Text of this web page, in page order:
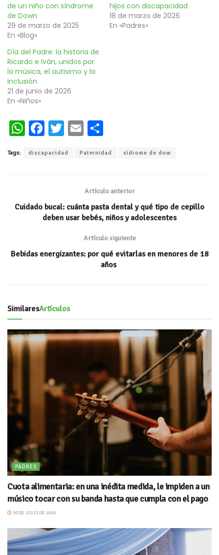
de un niño con síndrome
de Down
29 de marzo de 2025
En «Blog»
hijos con discapacidad
18 de marzo de 2026
En «Padres»
Día del Padre: la historia de
Ricardo e Iván, unidos por
la música, el autisimo y la
inclusión
21 de junio de 2026
En «Niños»
W
at
p
Fa
b
T
tt
E
ai m
ar
ti
r
Tags: discapacidad Paternidad sídrome de dow
Artículo anterior
Cuidado bucal: cuánta pasta dental y qué tipo de cepillo
deben usar bebés, niños y adolescentes
Artículo siguiente
Bebidas energizantes: por qué evitarlas en menores de 18
años
SimilaresArtículos
PADRES
Cuota alimentaria: en una inédita medida, le impiden a un
músico tocar con su banda hasta que cumpla con el pago
30 DE JULIO DE 2026